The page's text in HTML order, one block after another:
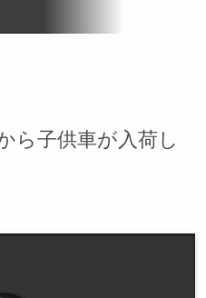
ら子供車が入荷し